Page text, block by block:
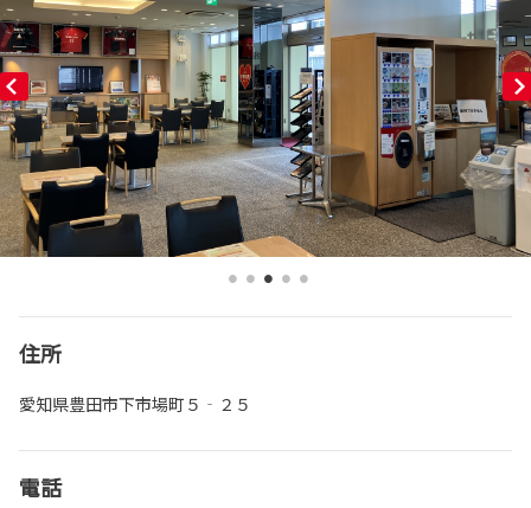
住所
愛知県豊田市下市場町５‐２５
電話